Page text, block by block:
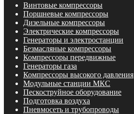
Винтовые компрессоры
Поршневые компрессоры
Дизельные компрессоры
Электрические компрессоры
Генераторы и электростанции
Безмасляные компрессоры
Компрессоры передвижные
Генераторы газа
Компрессоры высокого давления
Модульные станции МКС
Пескоструйное оборудование
Подготовка воздуха
Пневмосеть и трубопроводы